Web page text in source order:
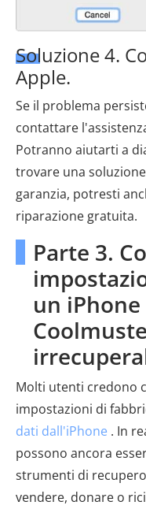
Soluzione 4.
Apple.
Se il problema
contattare
Potranno aiutarti a
trovare una
garanzia, potresti
riparazione gratuita.
Parte 3.
un
Molti utenti credono
impostazioni di
dati dall'iPhone . In
possono ancora
strumenti di
vendere, donare o